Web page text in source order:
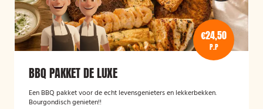
€24,50
P.P
BBQ PAKKET DE LUXE
Een BBQ pakket voor de echt levensgenieters en lekkerbekken.
Bourgondisch genieten!!